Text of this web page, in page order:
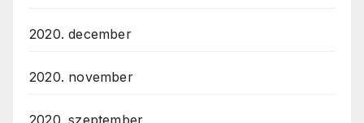
2020. december
2020. november
2020. szeptember